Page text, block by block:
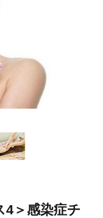
4＞感染症チ